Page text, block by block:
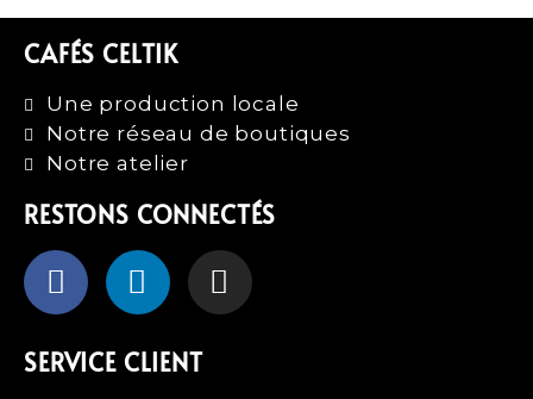
CAFÉS CELTIK
Une production locale
Notre réseau de boutiques
Notre atelier
RESTONS CONNECTÉS
SERVICE CLIENT